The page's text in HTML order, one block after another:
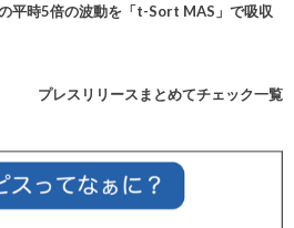
平時5倍の波動を「t-Sort MAS」で吸収
プレスリリースまとめてチェック一覧